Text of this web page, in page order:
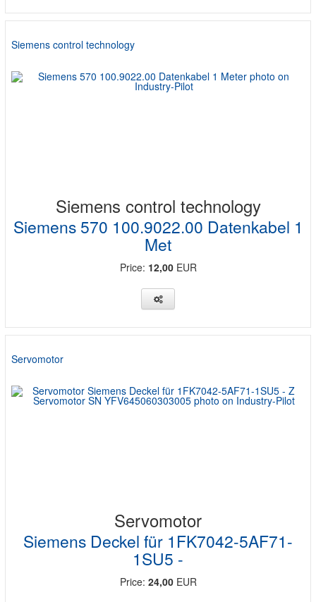
Siemens control technology
Siemens control technology
Siemens 570 100.9022.00 Datenkabel 1
Met
Price: 12,00EUR
Servomotor
Servomotor
Siemens Deckel für 1FK7042-5AF71-
1SU5 -
Price: 24,00EUR